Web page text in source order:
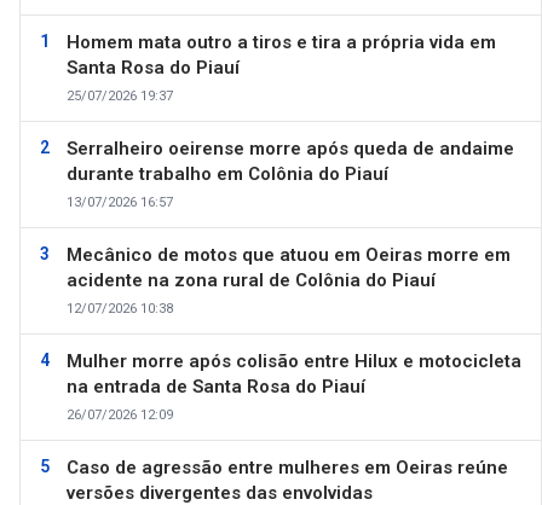
Homem mata outro a tiros e tira a própria vida em
Santa Rosa do Piauí
25/07/2026 19:37
Serralheiro oeirense morre após queda de andaime
durante trabalho em Colônia do Piauí
13/07/2026 16:57
Mecânico de motos que atuou em Oeiras morre em
acidente na zona rural de Colônia do Piauí
12/07/2026 10:38
Mulher morre após colisão entre Hilux e motocicleta
na entrada de Santa Rosa do Piauí
26/07/2026 12:09
Caso de agressão entre mulheres em Oeiras reúne
versões divergentes das envolvidas